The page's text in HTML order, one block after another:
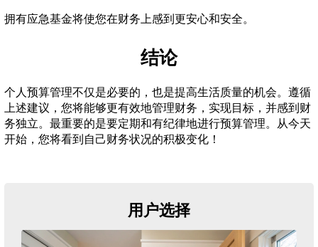
拥有应急基金将使您在财务上感到更安心和安全。
结论
个人预算管理不仅是必要的，也是提高生活质量的机会。遵循
上述建议，您将能够更有效地管理财务，实现目标，并感到财
务独立。最重要的是要定期和有纪律地进行预算管理。从今天
开始，您将看到自己财务状况的积极变化！
用户选择